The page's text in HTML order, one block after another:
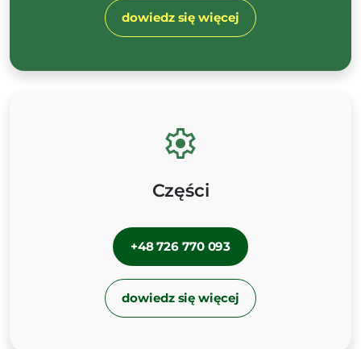
dowiedz się więcej
Części
+48 726 770 093
dowiedz się więcej